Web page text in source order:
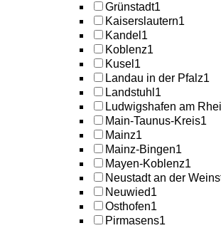
Grünstadt1
Kaiserslautern1
Kandel 1
Koblenz1
Kusel 1
Landau in der Pfalz1
Landstuhl 1
Ludwigshafen am
Main-Taunus-Kreis1
Mainz1
Mainz-Bingen1
Mayen-Koblenz1
Neustadt an der
Neuwied1
Osthofen1
Pirmasens1